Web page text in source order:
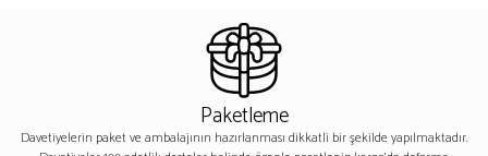
Paketleme
Davetiyelerin paket ve ambalajının hazırlanması dikkatli bir şekilde yapılmaktadır.